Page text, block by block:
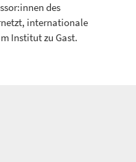
des
internationale
Institut zu Gast.